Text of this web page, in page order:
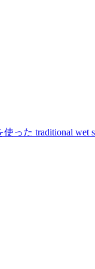
使った traditional